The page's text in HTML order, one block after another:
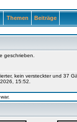
Themen Beiträge
geschrieben.
kein versteckter und 37
15:52.